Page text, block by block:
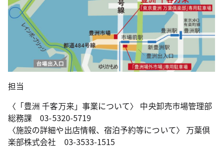
担当
〈「豊洲 千客万来」事業について〉 中央卸売市場管理部
総務課 03-5320-5719
〈施設の詳細や出店情報、宿泊予約等について〉 万葉倶
楽部株式会社 03-3533-1515